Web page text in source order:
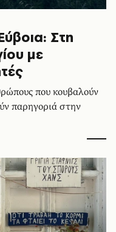
Στη
με
που κουβαλούν
παρηγοριά στην